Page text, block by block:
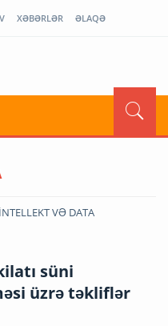
XƏBƏRLƏR ƏLAQƏ
VƏ DATA
süni
üzrə təkliflər